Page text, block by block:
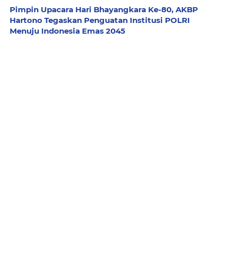
Pimpin Upacara Hari Bhayangkara Ke-80, AKBP
Hartono Tegaskan Penguatan Institusi POLRI
Menuju Indonesia Emas 2045